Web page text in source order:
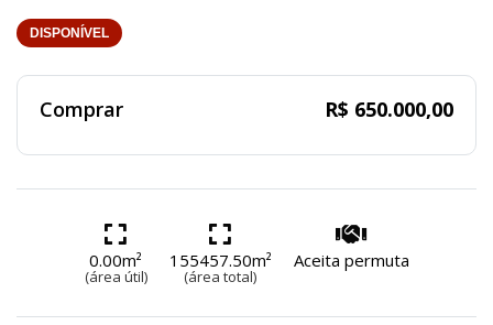
DISPONÍVEL
Comprar R$ 650.000,00
0.00m²
(área útil)
155457.50m²
(área total)
Aceita permuta